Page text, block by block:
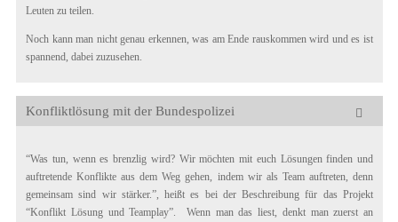
Leuten zu teilen.
Noch kann man nicht genau erkennen, was am Ende rauskommen wird und es ist
spannend, dabei zuzusehen.
Konfliktlösung mit der Bundespolizei
“Was tun, wenn es brenzlig wird? Wir möchten mit euch Lösungen finden und
auftretende Konflikte aus dem Weg gehen, indem wir als Team auftreten, denn
gemeinsam sind wir stärker.”, heißt es bei der Beschreibung für das Projekt
“Konflikt Lösung und Teamplay”. Wenn man das liest, denkt man zuerst an